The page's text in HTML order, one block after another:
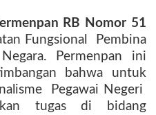
RB Nomor 51
Fungsional Pembina
Permenpan ini
bahwa untuk
Pegawai Negeri
tugas di bidang